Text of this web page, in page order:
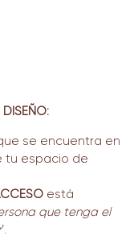
DISEÑO:
se encuentra en
tu espacio de
está
que tenga el
‘.